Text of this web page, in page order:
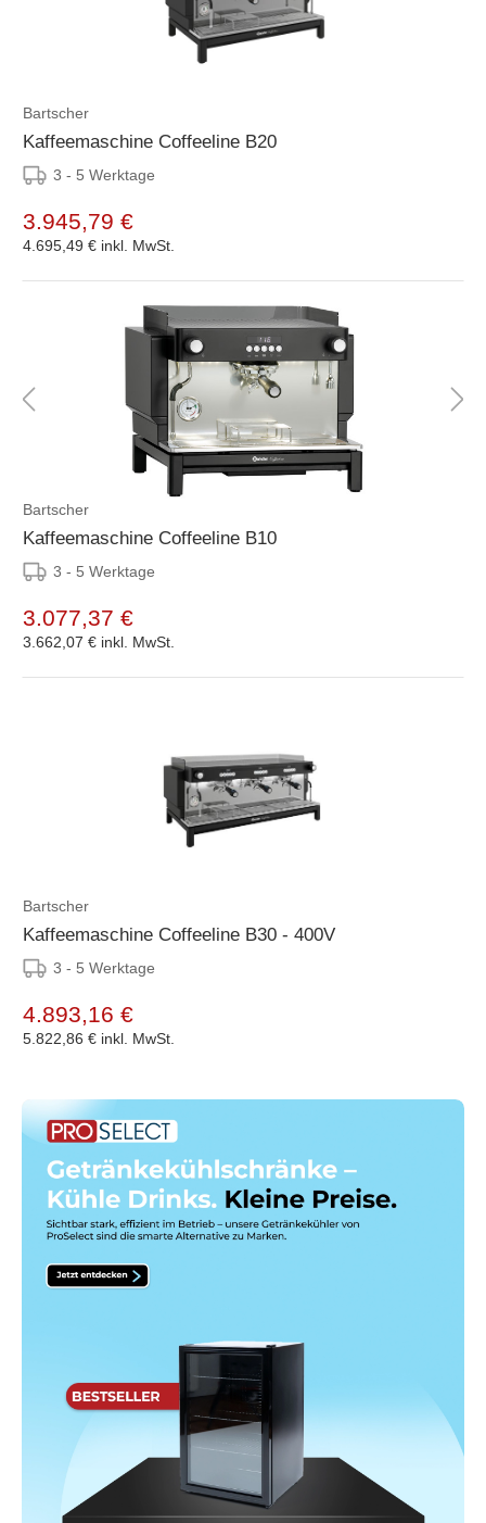
Bartscher
Kaffeemaschine Coffeeline B20
3 - 5 Werktage
3.945,79 €
4.695,49 € inkl. MwSt.
Bartscher
Kaffeemaschine Coffeeline B10
3 - 5 Werktage
3.077,37 €
3.662,07 € inkl. MwSt.
Bartscher
Kaffeemaschine Coffeeline B30 - 400V
3 - 5 Werktage
4.893,16 €
5.822,86 € inkl. MwSt.